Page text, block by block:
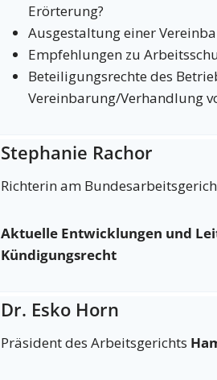
Erörterung?
Ausgestaltung einer
Empfehlungen zu
Beteiligungsrechte des
Vereinbarung/Verhandlung
Stephanie Rachor
Richterin am
Aktuelle Entwicklungen und
Kündigungsrecht
Dr. Esko Horn
Präsident des Arbeitsgerichts